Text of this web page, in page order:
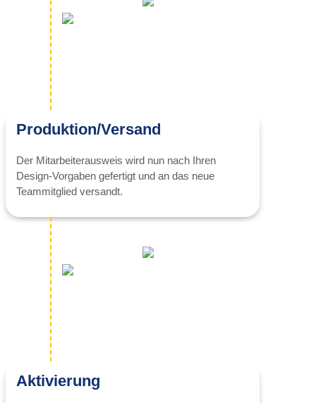
Produktion/Versand
Der Mitarbeiterausweis wird nun nach Ihren
Design-Vorgaben gefertigt und an das neue
Teammitglied versandt.
Aktivierung